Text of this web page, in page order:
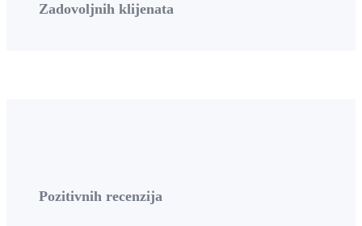
Zadovoljnih klijenata
Pozitivnih recenzija